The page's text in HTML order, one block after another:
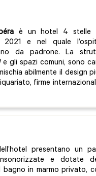
è un hotel 4 stelle
2021 e nel quale
da padrone. La
e gli spazi comuni, sono
abilmente il design
firme
presentano un
e dotate
bagno in marmo privato,